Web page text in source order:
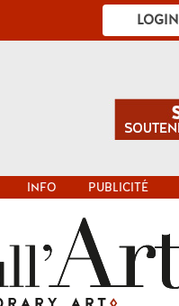
LOGIN
INFO PUBLICITÉ